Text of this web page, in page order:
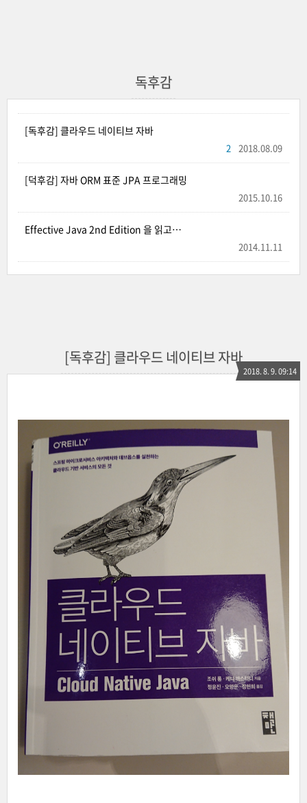
독후감
[독후감] 클라우드 네이티브 자바
2018.08.09
2
[덕후감] 자바 ORM 표준 JPA 프로그래밍
2015.10.16
Effective Java 2nd Edition 을 읽고…
2014.11.11
[독후감] 클라우드 네이티브 자바
2018. 8. 9. 09:14